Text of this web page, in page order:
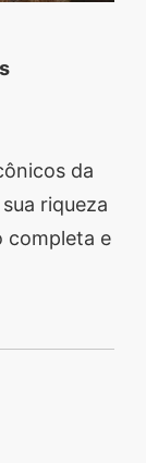
da
riqueza
completa e